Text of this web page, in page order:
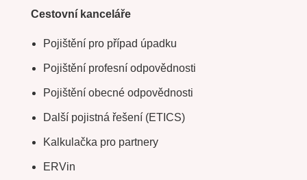
Cestovní kanceláře
Pojištění pro případ úpadku
Pojištění profesní odpovědnosti
Pojištění obecné odpovědnosti
Další pojistná řešení (ETICS)
Kalkulačka pro partnery
ERVin